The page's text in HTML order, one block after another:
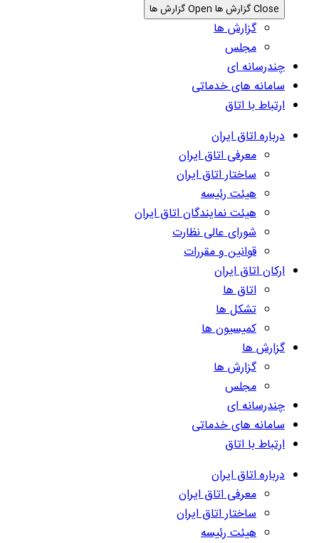
Close گزارش ها Open گزارش ها
گزارش ها
مجلس
چندرسانه ای
سامانه های خدماتی
ارتباط با اتاق
درباره اتاق ایران
معرفی اتاق ایران
ساختار اتاق ایران
هیئت رئیسه
هیئت نمایندگان اتاق ایران
شورای عالی نظارت
قوانین و مقررات
ارکان اتاق ایران
اتاق ها
تشکل ها
کمیسیون ها
گزارش ها
گزارش ها
مجلس
چندرسانه ای
سامانه های خدماتی
ارتباط با اتاق
درباره اتاق ایران
معرفی اتاق ایران
ساختار اتاق ایران
هیئت رئیسه